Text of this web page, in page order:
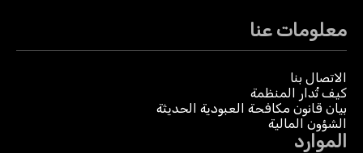
معلومات عنا
الاتصال بنا
كيف تُدار المنظمة
بيان قانون مكافحة العبودية الحديثة
الشؤون المالية
الموارد